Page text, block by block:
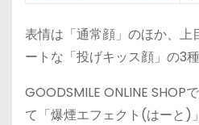
表情は「通常顔」のほか、上
ートな「投げキッス顔」の3種
GOODSMILE ONLINE SHOP
て「爆煙エフェクト(はーと)